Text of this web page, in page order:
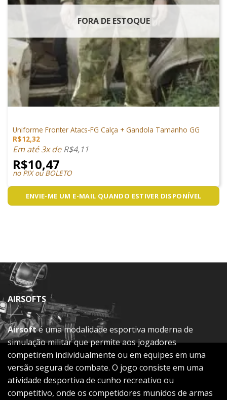
FORA DE ESTOQUE
Uniforme Fronter Atacs-FG Calça + Gandola Tamanho GG
R$12,32
Em até 3x deR$4,11
R$10,47
no PIX ou BOLETO
ENVIE-ME UM E-MAIL QUANDO ESTIVER DISPONÍVEL
AIRSOFTS
Airsofté uma modalidade esportiva moderna de
simulação militar que permite aos jogadores
competirem individualmente ou em equipes em uma
versão segura de combate. O jogo consiste em uma
atividade desportiva de cunho recreativo ou
competitivo, onde os competidores munidos de armas